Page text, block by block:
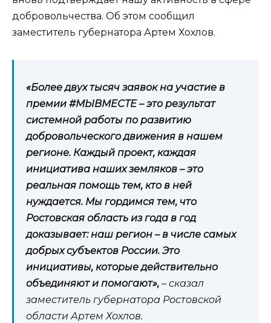
добровольчества. Об этом сообщил
заместитель губернатора Артем Хохлов.
«Более двух тысяч заявок на участие в
премии #МЫВМЕСТЕ – это результат
системной работы по развитию
добровольческого движения в нашем
регионе. Каждый проект, каждая
инициатива наших земляков – это
реальная помощь тем, кто в ней
нуждается. Мы гордимся тем, что
Ростовская область из года в год
доказывает: наш регион – в числе самых
добрых субъектов России. Это
инициативы, которые действительно
объединяют и помогают», – сказал
заместитель губернатора Ростовской
области Артем Хохлов.